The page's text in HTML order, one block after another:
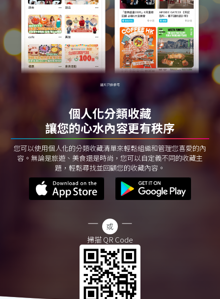
個人化分類收藏
讓您的心水內容更有秩序
您可以使用個人化的分類收藏清單來輕鬆組織和管理您喜愛的內
容。無論是旅遊、美食還是時尚，您可以自定義不同的收藏主
題，輕鬆尋找並回顧您的收藏內容。
掃描 QR Code